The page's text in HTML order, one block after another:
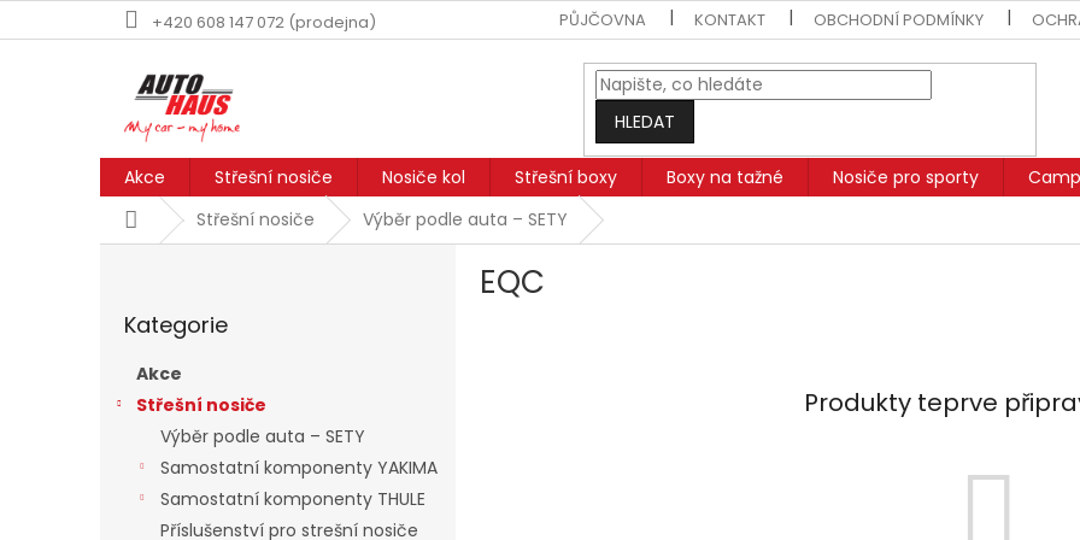
na
+420 608 147 072 (prodejna) PŮJČOVNA KONTAKT OBCHODNÍ PODMÍNKY
HLEDAT
Akce Střešní nosiče Nosiče kol Střešní boxy Boxy na tažné Nosiče pro sporty
DomůStřešní nosiče Výběr podle auta – SETY
kategorie
Kategorie
Akce
Střešní nosiče
Výběr podle auta – SETY
Samostatní komponenty YAKIMA
Samostatní komponenty THULE
Příslušenství pro strešní nosiče
EQC
Produkty teprve